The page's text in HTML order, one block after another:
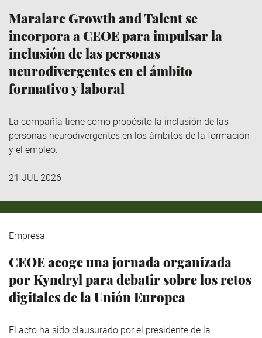
Maralarc Growth and Talent se
incorpora a CEOE para impulsar la
inclusión de las personas
neurodivergentes en el ámbito
formativo y laboral
La compañía tiene como propósito la inclusión de las
personas neurodivergentes en los ámbitos de la formación
y el empleo.
21 JUL 2026
Empresa
CEOE acoge una jornada organizada
por Kyndryl para debatir sobre los retos
digitales de la Unión Europea
El acto ha sido clausurado por el presidente de la